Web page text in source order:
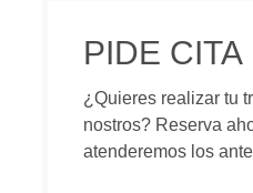
PIDE CITA
¿Quieres realizar tu
nostros? Reserva
atenderemos los